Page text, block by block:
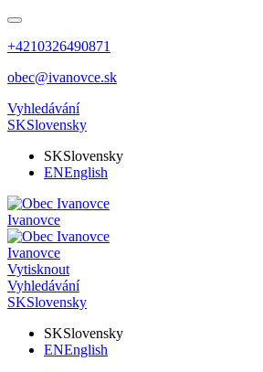
+4210326490871
obec@ivanovce.sk
Vyhledávání
SKSlovensky
SKSlovensky
ENEnglish
Ivanovce
Ivanovce
Vytisknout
Vyhledávání
SKSlovensky
SKSlovensky
ENEnglish